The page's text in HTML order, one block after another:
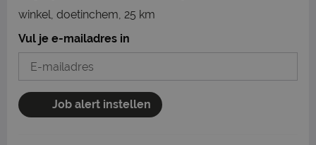
winkel, doetinchem, 25 km
Vul je e-mailadres in
Job alert instellen